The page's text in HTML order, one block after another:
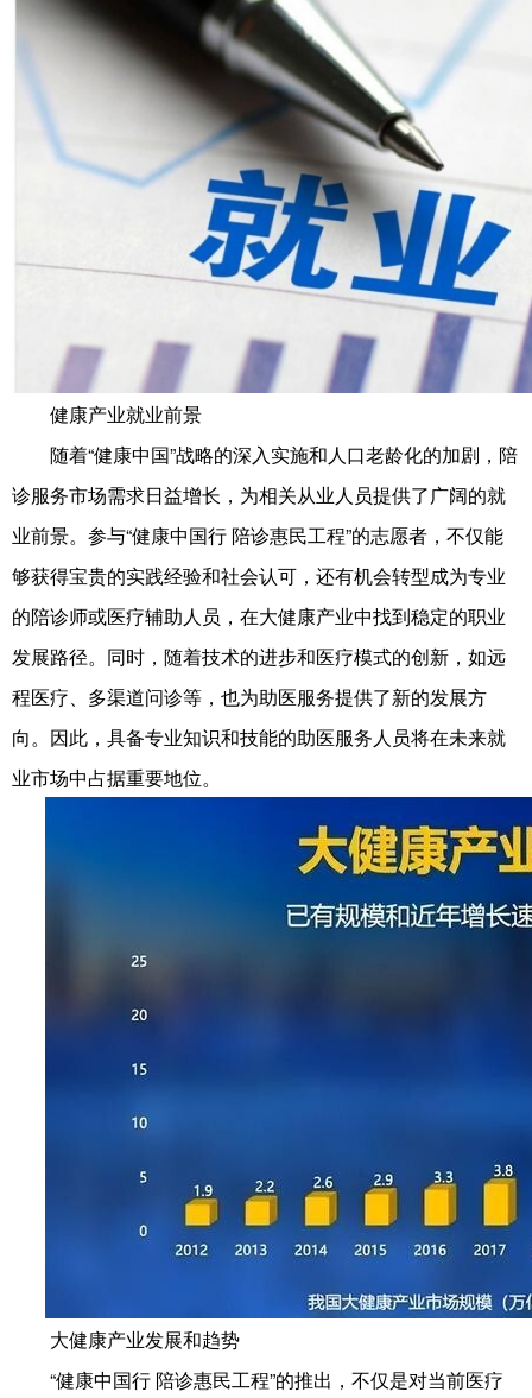
健康产业就业前景
随着“健康中国”战略的深入实施和人口老龄化的加剧，陪
诊服务市场需求日益增长，为相关从业人员提供了广阔的就
业前景。参与“健康中国行 陪诊惠民工程”的志愿者，不仅能
够获得宝贵的实践经验和社会认可，还有机会转型成为专业
的陪诊师或医疗辅助人员，在大健康产业中找到稳定的职业
发展路径。同时，随着技术的进步和医疗模式的创新，如远
程医疗、多渠道问诊等，也为助医服务提供了新的发展方
向。因此，具备专业知识和技能的助医服务人员将在未来就
业市场中占据重要地位。
大健康产业发展和趋势
“健康中国行 陪诊惠民工程”的推出，不仅是对当前医疗